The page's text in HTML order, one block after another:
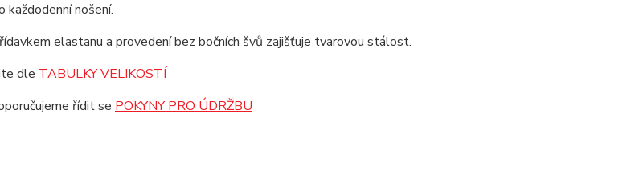
každodenní nošení.
elastanu a provedení bez bočních švů zajišťuje tvarovou stálost.
dle TABULKY VELIKOSTÍ
řídit se POKYNY PRO ÚDRŽBU